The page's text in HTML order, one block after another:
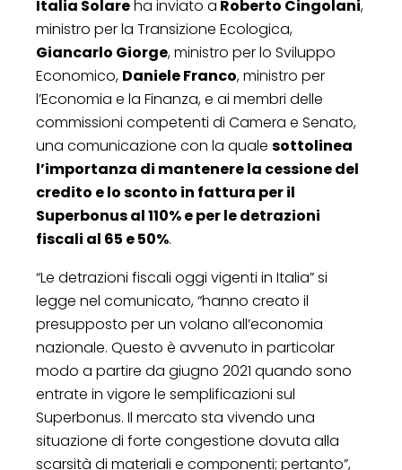
Italia Solareha inviato a Roberto Cingolani,
ministro per la Transizione Ecologica,
Giancarlo Giorge, ministro per lo Sviluppo
Economico, Daniele Franco, ministro per
l’Economia e la Finanza, e ai membri delle
commissioni competenti di Camera e Senato,
una comunicazione con la quale sottolinea
l’importanza di mantenere la cessione del
credito e lo sconto in fattura per il
Superbonus al 110% e per le detrazioni
fiscali al 65 e 50%.
“Le detrazioni fiscali oggi vigenti in Italia” si
legge nel comunicato, “hanno creato il
presupposto per un volano all’economia
nazionale. Questo è avvenuto in particolar
modo a partire da giugno 2021 quando sono
entrate in vigore le semplificazioni sul
Superbonus. Il mercato sta vivendo una
situazione di forte congestione dovuta alla
scarsità di materiali e componenti; pertanto”,